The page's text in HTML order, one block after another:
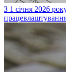
З 1 січня 2026
працевлаштування